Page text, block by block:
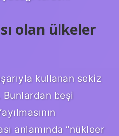
olan ülkeler
kullanan sekiz
beşi
anlamında “nükleer